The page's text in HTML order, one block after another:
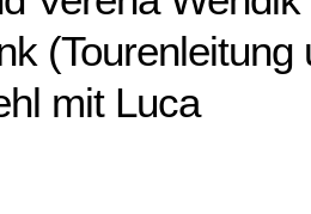
mit Luca